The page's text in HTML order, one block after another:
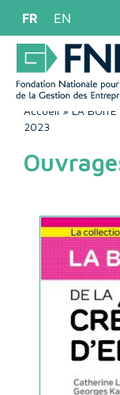
FR EN
Accueil » LA BOITE
2023